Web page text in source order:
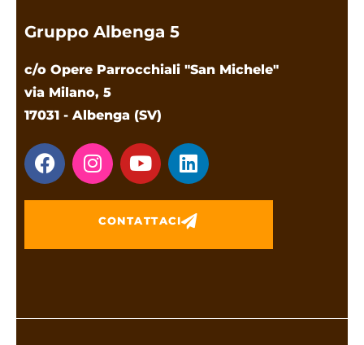
Gruppo Albenga 5
c/o Opere Parrocchiali "San Michele"
via Milano, 5
17031 - Albenga (SV)
CONTATTACI